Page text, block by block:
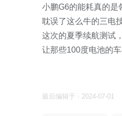
小鹏G6的能耗真的是
耽误了这么牛的三电
这次的夏季续航测试
让那些100度电池的
最后编辑于 · 2024-07-01